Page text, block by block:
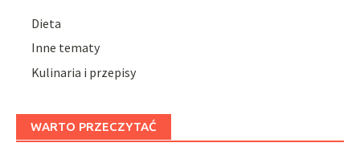
Dieta
Inne tematy
Kulinaria i przepisy
WARTO PRZECZYTAĆ